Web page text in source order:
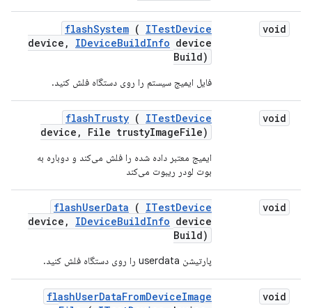
void
flashSystem ( ITestDevice
device , IDeviceBuildInfo device
Build)
فایل ایمیج سیستم را روی دستگاه فلش کنید.
void
flashTrusty ( ITestDevice
device , File trustyImageFile)
ایمیج معتبر داده شده را فلش می‌کند و دوباره به
بوت لودر ریبوت می‌کند
void
flashUserData ( ITestDevice
device , IDeviceBuildInfo device
Build)
پارتیشن userdata را روی دستگاه فلش کنید.
void
flashUserDataFromDeviceImage